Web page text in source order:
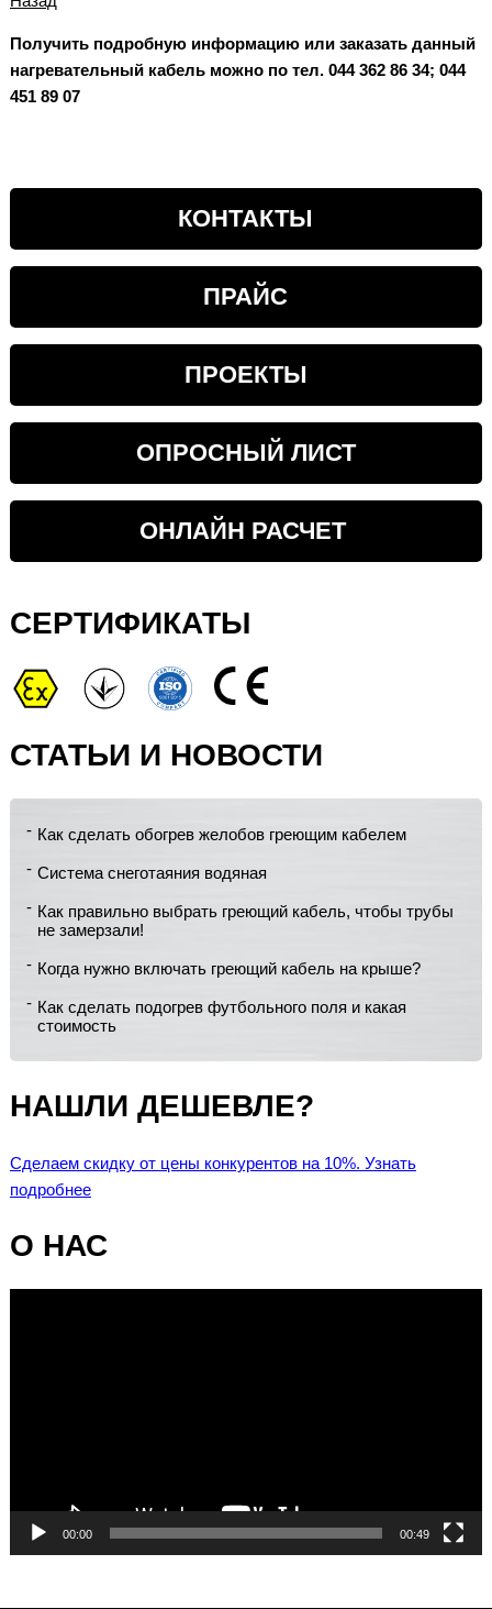
Получить подробную информацию или заказать данный
нагревательный кабель можно по тел. 044 362 86 34; 044
451 89 07
КОНТАКТЫ
ПРАЙС
ПРОЕКТЫ
ОПРОСНЫЙ ЛИСТ
ОНЛАЙН РАСЧЕТ
СЕРТИФИКАТЫ
СТАТЬИ И НОВОСТИ
Как сделать обогрев желобов греющим кабелем
Система снеготаяния водяная
Как правильно выбрать греющий кабель, чтобы трубы
не замерзали!
Когда нужно включать греющий кабель на крыше?
Как сделать подогрев футбольного поля и какая
стоимость
НАШЛИ ДЕШЕВЛЕ?
Сделаем скидку от цены конкурентов на 10%. Узнать
подробнее
О НАС
00:00 00:49